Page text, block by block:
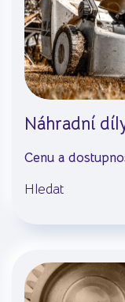
Náhradní
Cenu a
Hledat